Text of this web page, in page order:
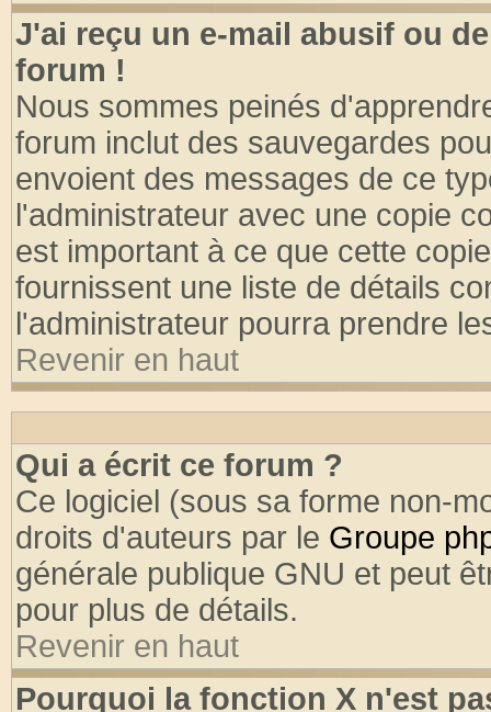
J'ai reçu un e-mail abusif ou
forum !
Nous sommes peinés
forum inclut des sauvegardes
envoient des messages de ce
l'administrateur avec une copie
est important à ce que cette
fournissent une liste de détails
l'administrateur pourra prendre
Revenir en haut
Qui a écrit ce forum ?
Ce logiciel (sous sa forme non-
droits d'auteurs par le Groupe
générale publique GNU et peut
pour plus de détails.
Revenir en haut
Pourquoi la fonction X n'est